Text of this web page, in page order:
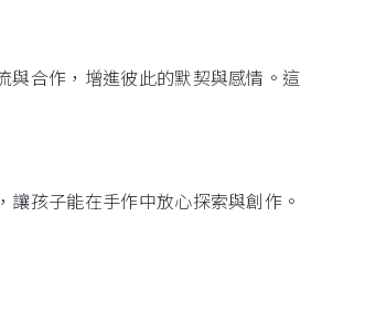
與合作，增進彼此的默契與感情。這
孩子能在手作中放心探索與創作。